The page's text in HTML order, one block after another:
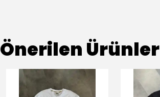
Önerilen Ürünler